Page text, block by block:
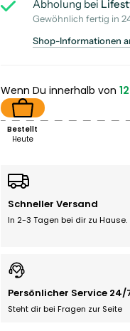
Abholung bei
Gewöhnlich fertig in
Shop-Informationen
Wenn Du innerhalb von
Bestellt
Heute
Schneller Versand
In 2-3 Tagen bei dir zu Hause.
Persönlicher Service 24/
Steht dir bei Fragen zur Seite